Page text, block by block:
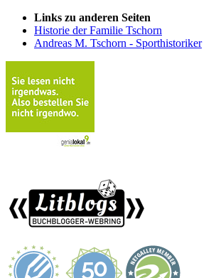
Links zu anderen Seiten
Historie der Familie Tschorn
Andreas M. Tschorn - Sporthistoriker